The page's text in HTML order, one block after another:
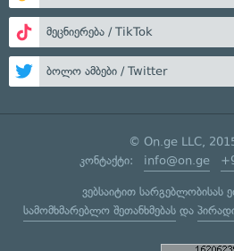
მეცნიერება / TikTok
ბოლო ამბები / Twitter
© On.ge LLC,
კონტაქტი: info@on.ge
ვებსაიტით სარგებლობისას
სამომხმარებლო შეთანხმებასდა